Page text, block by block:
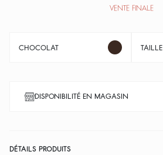
VENTE FINALE
CHOCOLAT TAILLE
DISPONIBILITÉ EN MAGASIN
DÉTAILS PRODUITS